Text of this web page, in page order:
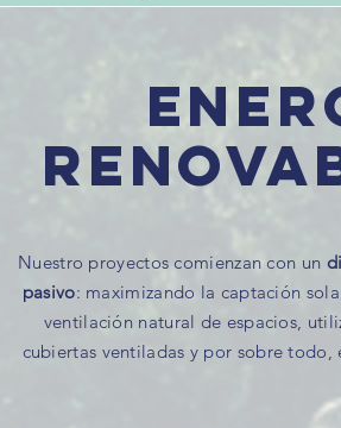
Nuestro proyectos comienzan con un
pasivo: maximizando la captación
ventilación natural de espacios,
cubiertas ventiladas y por sobre todo,